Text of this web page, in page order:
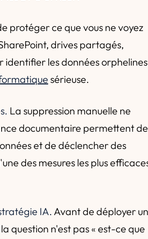
protéger ce que vous ne voyez
drives partagés,
identifier les données
sérieuse.
La suppression manuelle ne
documentaire permettent de
et de déclencher des
des mesures les plus
IA. Avant de déployer un
question n'est pas « est-ce que